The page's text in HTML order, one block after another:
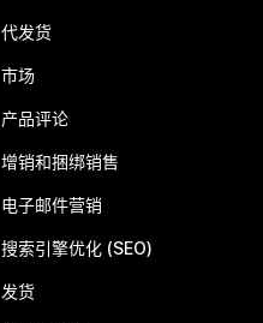
代发货
市场
产品评论
增销和捆绑销售
电子邮件营销
搜索引擎优化 (SEO)
发货